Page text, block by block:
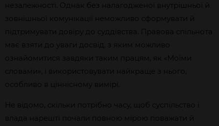
незалежності. Однак без налагодженої внутрішньої й
зовнішньої комунікації неможливо сформувати й
підтримувати довіру до суддівства. Правова спільнота
має взяти до уваги досвід, з яким можливо
ознайомитися завдяки таким працям, як «Моїми
словами», і використовувати найкраще з нього,
особливо в ціннісному вимірі.
Не відомо, скільки потрібно часу, щоб суспільство і
влада нарешті почали повною мірою поважати й